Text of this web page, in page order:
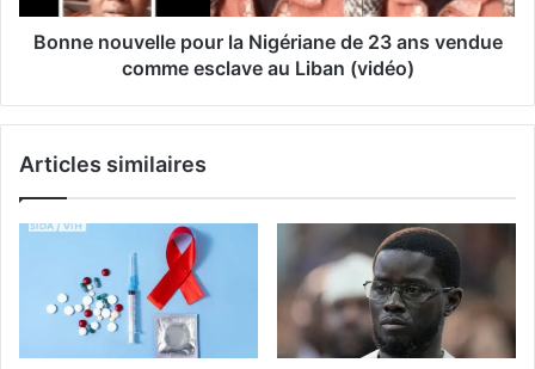
Bonne nouvelle pour la Nigériane de 23 ans vendue
comme esclave au Liban (vidéo)
Articles similaires